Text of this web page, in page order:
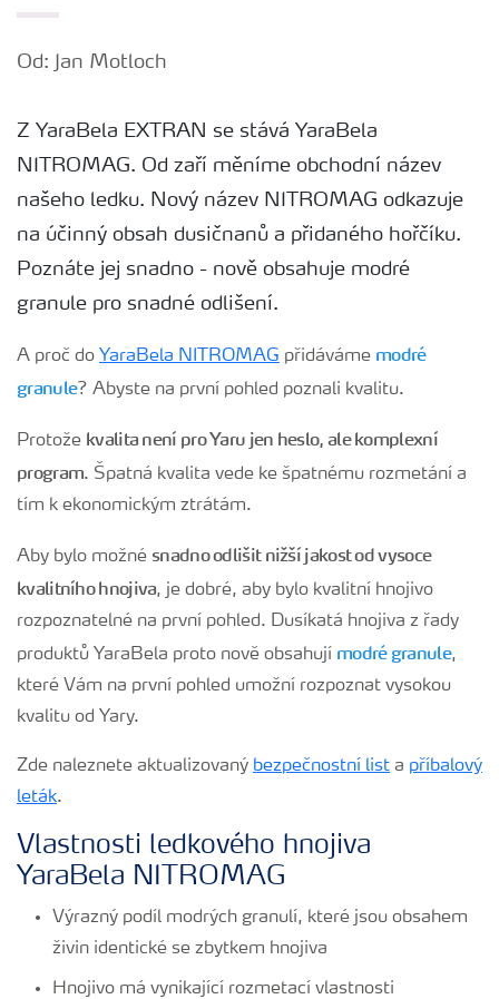
Od: Jan Motloch
Z YaraBela EXTRAN se stává YaraBela
NITROMAG. Od zaří měníme obchodní název
našeho ledku. Nový název NITROMAG odkazuje
na účinný obsah dusičnanů a přidaného hořčíku.
Poznáte jej snadno - nově obsahuje modré
granule pro snadné odlišení.
A proč do YaraBela NITROMAG přidáváme modré
granule? Abyste na první pohled poznali kvalitu.
Protože kvalita není pro Yaru jen heslo, ale komplexní
program. Špatná kvalita vede ke špatnému rozmetání a
tím k ekonomickým ztrátám.
Aby bylo možné snadno odlišit nižší jakost od vysoce
kvalitního hnojiva, je dobré, aby bylo kvalitní hnojivo
rozpoznatelné na první pohled. Dusíkatá hnojiva z řady
produktů YaraBela proto nově obsahují modré granule,
které Vám na první pohled umožní rozpoznat vysokou
kvalitu od Yary.
Zde naleznete aktualizovaný bezpečnostní list a příbalový
leták.
Vlastnosti ledkového hnojiva
YaraBela NITROMAG
Výrazný podíl modrých granulí, které jsou obsahem
živin identické se zbytkem hnojiva
Hnojivo má vynikající rozmetací vlastnosti